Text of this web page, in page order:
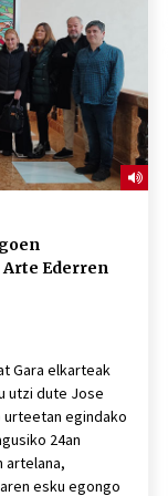
Itsas
eta
Ederren
Gara elkarteak
utzi dute Jose
urteetan egindako
24an
artelana,
esku egongo